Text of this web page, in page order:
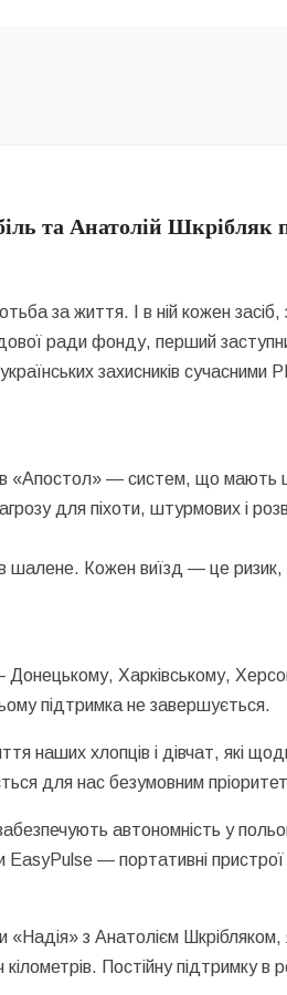
та Анатолій
за життя. І в ній кожен
ради фонду, перший
захисників сучасними
— систем, що мають
для піхоти, штурмових і
Кожен виїзд — це ризик,
Харківському,
підтримка не завершується.
наших хлопців і дівчат, які
для нас безумовним
автономність у
EasyPulse — портативні
з Анатолієм Шкрібляком,
Постійну підтримку в